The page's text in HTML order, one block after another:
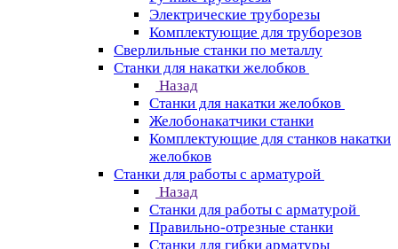
Электрические труборезы
Комплектующие для труборезов
Сверлильные станки по металлу
Станки для накатки желобков
Назад
Станки для накатки желобков
Желобонакатчики станки
Комплектующие для станков накатки
желобков
Станки для работы с арматурой
Назад
Станки для работы с арматурой
Правильно-отрезные станки
Станки для гибки арматуры